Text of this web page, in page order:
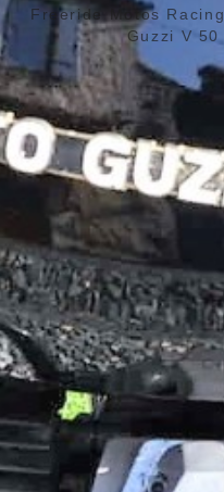
Freeride Motos Racing
Guzzi V 50